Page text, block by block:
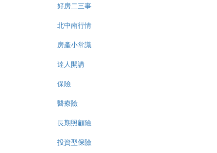
好房二三事
北中南行情
房產小常識
達人開講
保險
醫療險
長期照顧險
投資型保險